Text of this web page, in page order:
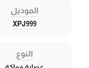
الموديل
XPJ999
النوع